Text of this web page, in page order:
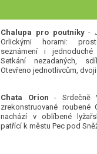
Chalupa pro poutníky-
Orlickými horami:
seznámení i
Setkání nezadaných,
Otevřeno jednotlivcům,
Chata Orion - Srdečně
zrekonstruované roubené
nachází v oblíbené
patřící k městu Pec pod